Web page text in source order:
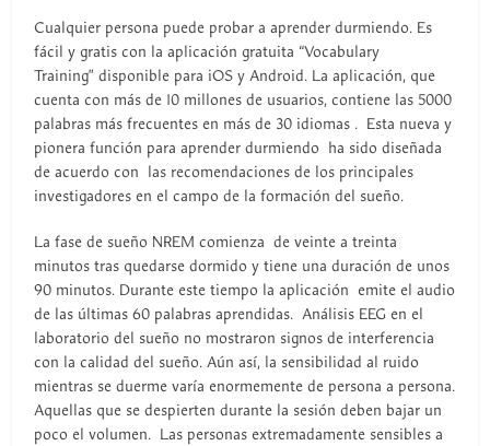
Cualquier persona puede probar a aprender durmiendo. Es
fácil y gratis con la aplicación gratuita “Vocabulary
Training” disponible para iOS y Android. La aplicación, que
cuenta con más de 10 millones de usuarios, contiene las 5000
palabras más frecuentes en más de 30 idiomas . Esta nueva y
pionera función para aprender durmiendo ha sido diseñada
de acuerdo con las recomendaciones de los principales
investigadores en el campo de la formación del sueño.
La fase de sueño NREM comienza de veinte a treinta
minutos tras quedarse dormido y tiene una duración de unos
90 minutos. Durante este tiempo la aplicación emite el audio
de las últimas 60 palabras aprendidas. Análisis EEG en el
laboratorio del sueño no mostraron signos de interferencia
con la calidad del sueño. Aún así, la sensibilidad al ruido
mientras se duerme varía enormemente de persona a persona.
Aquellas que se despierten durante la sesión deben bajar un
poco el volumen. Las personas extremadamente sensibles a